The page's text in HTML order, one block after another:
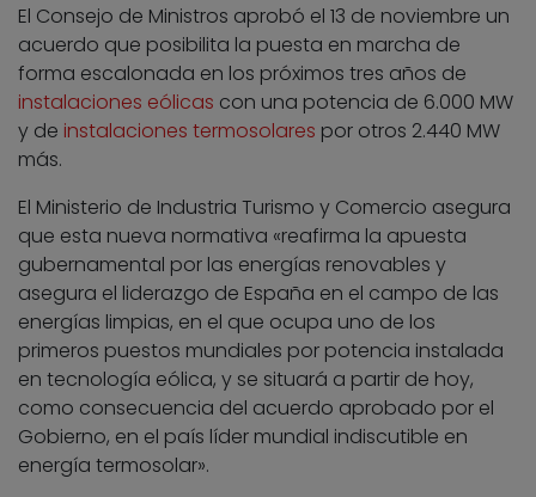
El Consejo de Ministros aprobó el 13 de noviembre un
acuerdo que posibilita la puesta en marcha de
forma escalonada en los próximos tres años de
instalaciones eólicas con una potencia de 6.000 MW
y de instalaciones termosolares por otros 2.440 MW
más.
El Ministerio de Industria Turismo y Comercio asegura
que esta nueva normativa «reafirma la apuesta
gubernamental por las energías renovables y
asegura el liderazgo de España en el campo de las
energías limpias, en el que ocupa uno de los
primeros puestos mundiales por potencia instalada
en tecnología eólica, y se situará a partir de hoy,
como consecuencia del acuerdo aprobado por el
Gobierno, en el país líder mundial indiscutible en
energía termosolar».